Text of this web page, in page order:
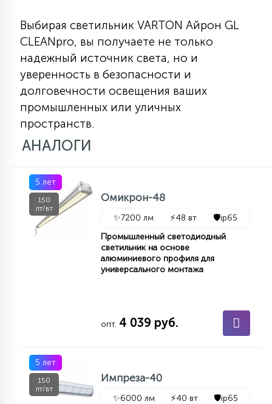
Выбирая светильник VARTON Айрон GL
CLEANpro, вы получаете не только
надежный источник света, но и
уверенность в безопасности и
долговечности освещения ваших
промышленных или уличных
пространств.
АНАЛОГИ
5 лет
150
лт/вт
Омикрон-48
✨7200 лм ⚡48 вт 🛡️ip65
Промышленный светодиодный
светильник на основе
алюминиевого профиля для
универсального монтажа
опт. 4 039 руб.
5 лет
150
лт/вт
Импреза-40
✨6000 лм ⚡40 вт 🛡️ip65